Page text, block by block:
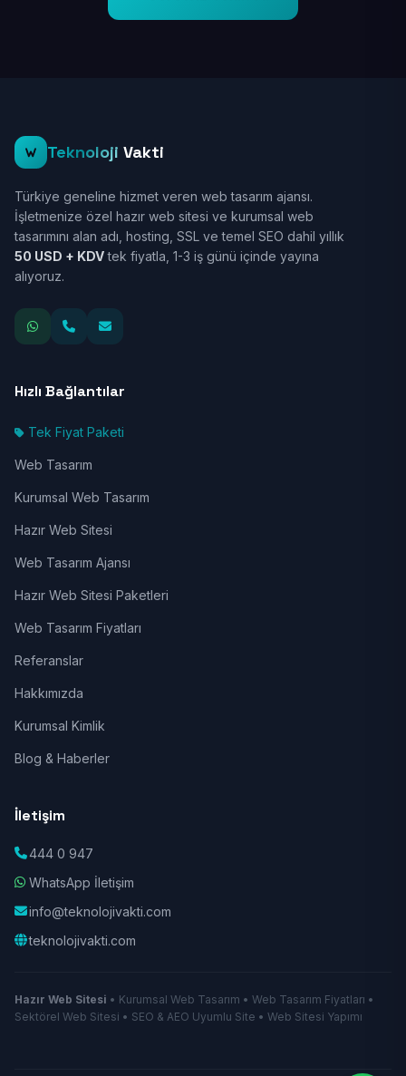
Teknoloji Vakti
Türkiye geneline hizmet veren web tasarım ajansı.
İşletmenize özel hazır web sitesi ve kurumsal web
tasarımını alan adı, hosting, SSL ve temel SEO dahil yıllık
50 USD + KDVtek fiyatla, 1-3 iş günü içinde yayına
alıyoruz.
Hızlı Bağlantılar
Tek Fiyat Paketi
Web Tasarım
Kurumsal Web Tasarım
Hazır Web Sitesi
Web Tasarım Ajansı
Hazır Web Sitesi Paketleri
Web Tasarım Fiyatları
Referanslar
Hakkımızda
Kurumsal Kimlik
Blog & Haberler
İletişim
444 0 947
WhatsApp İletişim
info@teknolojivakti.com
teknolojivakti.com
Hazır Web Sitesi • Kurumsal Web Tasarım • Web Tasarım Fiyatları •
Sektörel Web Sitesi • SEO & AEO Uyumlu Site • Web Sitesi Yapımı